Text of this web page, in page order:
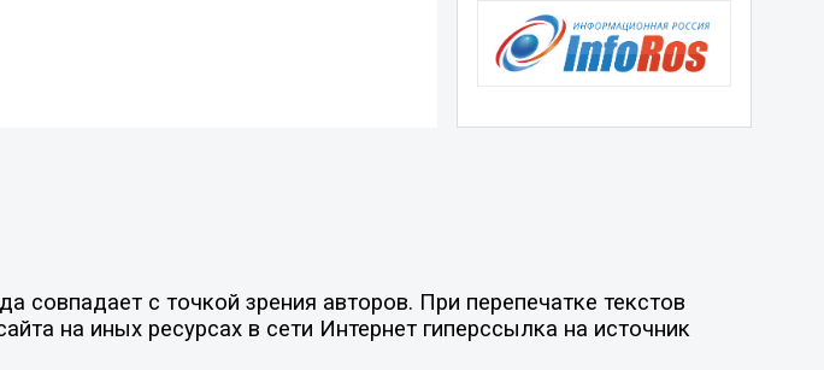
с точкой зрения авторов. При перепечатке текстов
на иных ресурсах в сети Интернет гиперссылка на источник